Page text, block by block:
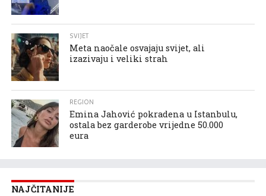
SVIJET
Meta naočale osvajaju svijet, ali
izazivaju i veliki strah
REGION
Emina Jahović pokradena u Istanbulu,
ostala bez garderobe vrijedne 50.000
eura
NAJČITANIJE